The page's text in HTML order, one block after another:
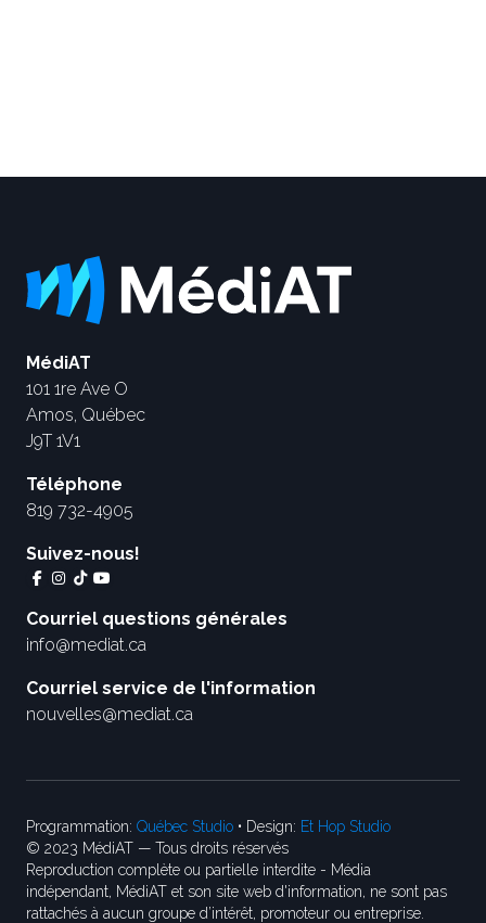
MédiAT
101 1re Ave O
Amos, Québec
J9T 1V1
Téléphone
819 732-4905
Suivez-nous!
Courriel questions générales
info@mediat.ca
Courriel service de l'information
nouvelles@mediat.ca
Programmation: Québec Studio • Design: Et Hop Studio
© 2023 MédiAT — Tous droits réservés
Reproduction complète ou partielle interdite - Média
indépendant, MédiAT et son site web d'information, ne sont pas
rattachés à aucun groupe d’intérêt, promoteur ou entreprise.